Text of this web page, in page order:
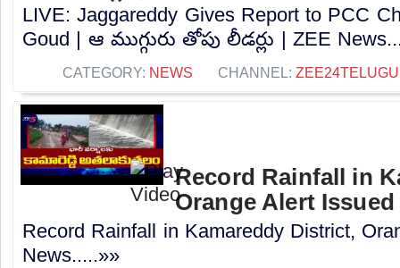
LIVE: Jaggareddy Gives Report to PCC
Goud | ఆ ముగ్గురు తోపు లీడర్లు | ZEE
CATEGORY: NEWS CHANNEL:
Record Rainfall in
Orange Alert Issued
Record Rainfall in Kamareddy District,
News.....»»